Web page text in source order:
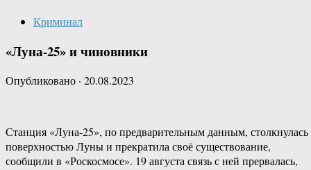
Криминал
«Луна-25» и чиновники
Опубликовано · 20.08.2023
Станция «Луна-25», по предварительным данным, столкнулась
поверхностью Луны и прекратила своё существование,
сообщили в «Роскосмосе». 19 августа связь с ней прервалась,